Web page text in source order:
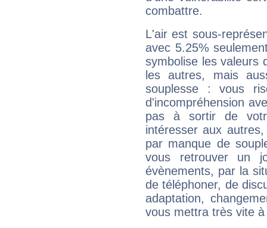
combattre.
L'air est sous-
avec 5.25%
symbolise les valeurs
les autres, mais
souplesse : vous
d'incompréhension
pas à sortir de
intéresser aux
par manque de
vous retrouver un
évènements, par la
de téléphoner, de
adaptation,
vous mettra très vite